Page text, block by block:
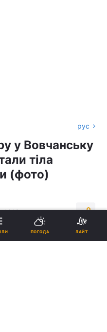
рус
у Вовчанську
тіла
(фото)
1619
на нас в Google
ПОГОДА ЛАЙТ